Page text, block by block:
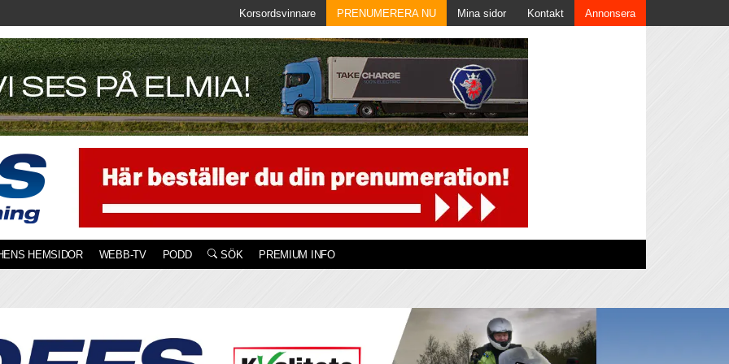
Korsordsvinnare PRENUMERERA NU Mina sidor Kontakt Annonsera
HEMSIDOR WEBB-TV PODD SÖK PREMIUM INFO